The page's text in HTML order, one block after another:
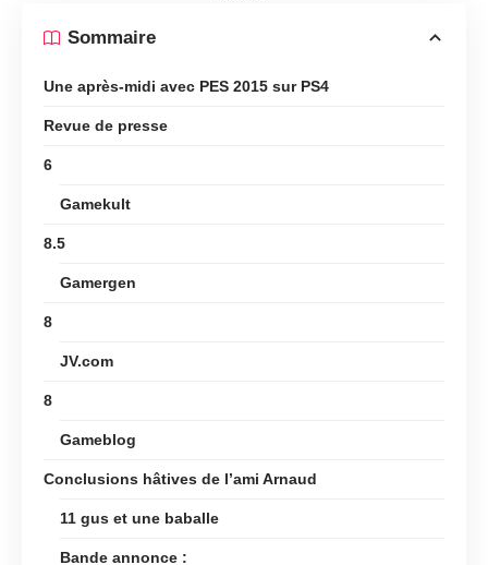
Sommaire
Une après-midi avec PES 2015 sur PS4
Revue de presse
6
Gamekult
8.5
Gamergen
8
JV.com
8
Gameblog
Conclusions hâtives de l’ami Arnaud
11 gus et une baballe
Bande annonce :